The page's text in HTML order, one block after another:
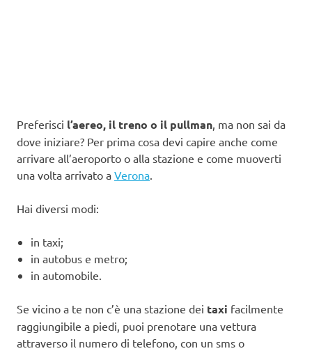
Preferisci l’aereo, il treno o il pullman, ma non sai da
dove iniziare? Per prima cosa devi capire anche come
arrivare all’aeroporto o alla stazione e come muoverti
una volta arrivato a Verona.
Hai diversi modi:
in taxi;
in autobus e metro;
in automobile.
Se vicino a te non c’è una stazione dei taxi facilmente
raggiungibile a piedi, puoi prenotare una vettura
attraverso il numero di telefono, con un sms o